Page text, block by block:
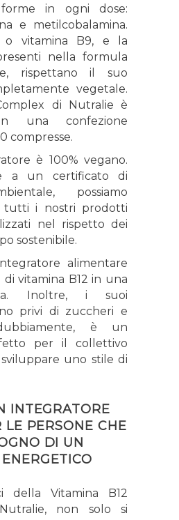
in ogni dose:
e metilcobalamina.
o vitamina B9, e la
nella formula
rispettano il suo
vegetale.
di Nutralie è
una confezione
compresse.
è 100% vegano.
a un certificato di
possiamo
tutti i nostri prodotti
nel rispetto dei
sostenibile.
alimentare
vitamina B12 in una
Inoltre, i suoi
privi di zuccheri e
è un
per il collettivo
uno stile di
INTEGRATORE
LE PERSONE CHE
DI UN
della Vitamina B12
non solo si